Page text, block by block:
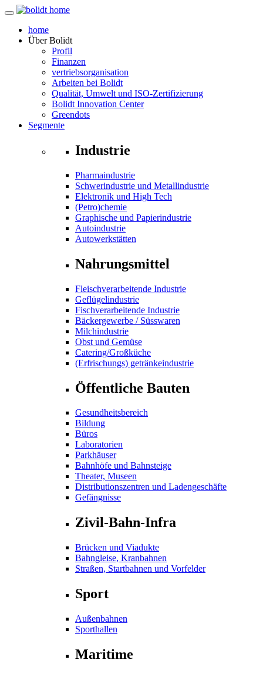
home
ÜberBolidt
Profil
Finanzen
vertriebsorganisation
Arbeiten bei Bolidt
Qualität, Umwelt und ISO-Zertifizierung
Bolidt Innovation Center
Greendots
Segmente
Industrie
Pharmaindustrie
Schwerindustrie und Metallindustrie
Elektronik und High Tech
(Petro)chemie
Graphische und Papierindustrie
Autoindustrie
Autowerkstätten
Nahrungsmittel
Fleischverarbeitende Industrie
Geflügelindustrie
Fischverarbeitende Industrie
Bäckergewerbe / Süsswaren
Milchindustrie
Obst und Gemüse
Catering/Großküche
(Erfrischungs) getränkeindustrie
Öffentliche Bauten
Gesundheitsbereich
Bildung
Büros
Laboratorien
Parkhäuser
Bahnhöfe und Bahnsteige
Theater, Museen
Distributionszentren und Ladengeschäfte
Gefängnisse
Zivil-Bahn-Infra
Brücken und Viadukte
Bahngleise, Kranbahnen
Straßen, Startbahnen und Vorfelder
Sport
Außenbahnen
Sporthallen
Maritime